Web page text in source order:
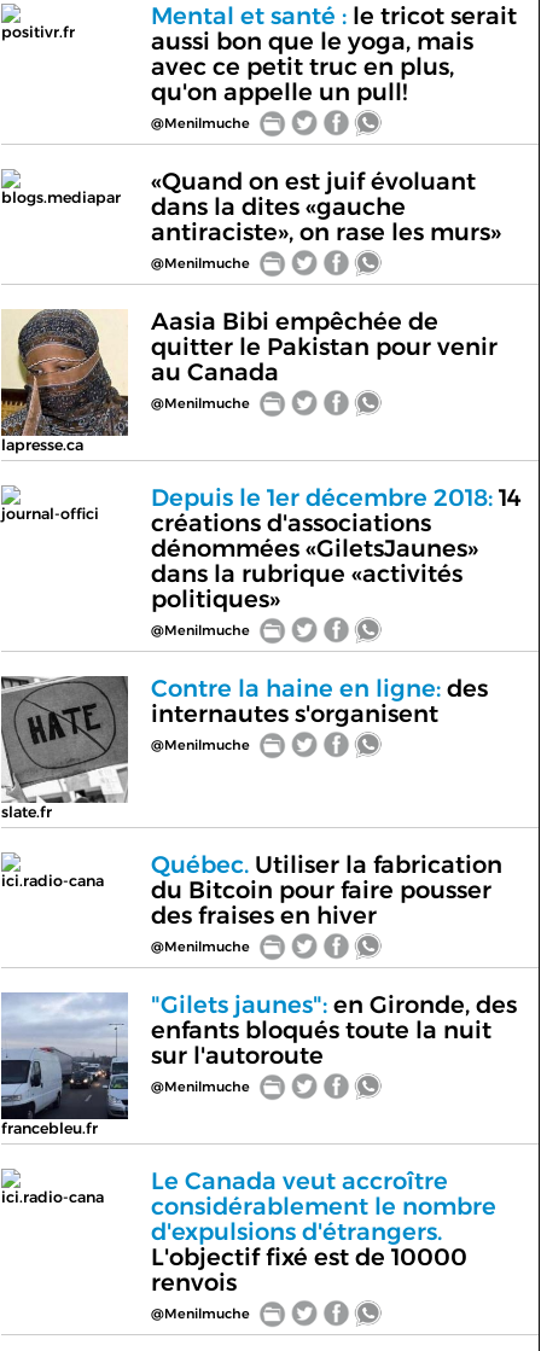
positivr.fr
Mental et santé :le tricot serait
aussi bon que le yoga, mais
avec ce petit truc en plus,
qu'on appelle un pull!
@Menilmuche
blogs.mediapar
«Quand on est juif évoluant
dans la dites «gauche
antiraciste», on rase les murs»
@Menilmuche
lapresse.ca
Aasia Bibi empêchée de
quitter le Pakistan pour venir
au Canada
@Menilmuche
journal-offici
Depuis le 1er décembre 2018:14
créations d'associations
dénommées «GiletsJaunes»
dans la rubrique «activités
politiques»
@Menilmuche
slate.fr
Contre la haine en ligne:des
internautes s'organisent
@Menilmuche
ici.radio-cana
Québec.Utiliser la fabrication
du Bitcoin pour faire pousser
des fraises en hiver
@Menilmuche
francebleu.fr
"Gilets jaunes":en Gironde, des
enfants bloqués toute la nuit
sur l'autoroute
@Menilmuche
ici.radio-cana
Le Canada veut accroître
considérablement le nombre
d'expulsions d'étrangers.
L'objectif fixé est de 10000
renvois
@Menilmuche